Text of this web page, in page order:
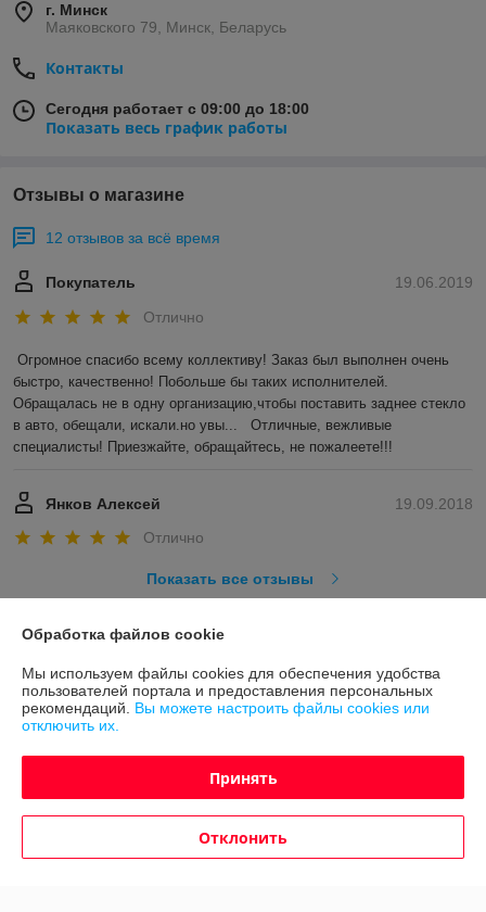
г. Минск
Маяковского 79, Минск, Беларусь
Контакты
Сегодня работает с 09:00 до 18:00
Показать весь график работы
Отзывы о магазине
12 отзывов за всё время
19.06.2019
Покупатель
Отлично
Огромное спасибо всему коллективу! Заказ был выполнен очень
быстро, качественно! Побольше бы таких исполнителей.
Обращалась не в одну организацию,чтобы поставить заднее стекло
в авто, обещали, искали.но увы...   Отличные, вежливые
специалисты! Приезжайте, обращайтесь, не пожалеете!!!
19.09.2018
Янков Алексей
Отлично
Показать все отзывы
Контакты
Доставка и оплата
Полная версия сайта
Обработка файлов cookie
Мы используем файлы cookies для обеспечения удобства
пользователей портала и предоставления персональных
рекомендаций. Вы можете настроить файлы cookies или
отключить их.
Принять
Отклонить